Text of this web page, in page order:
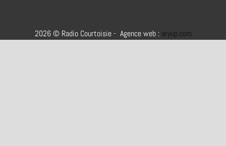
2026 © Radio Courtoisie - Agence web : aryup.com